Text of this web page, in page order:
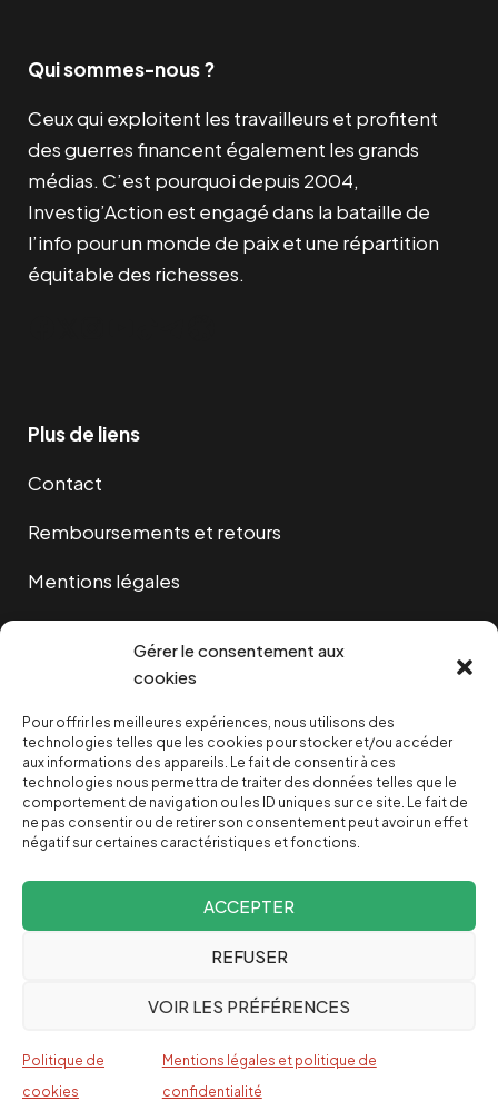
Gérer le consentement aux
cookies
Pour offrir les meilleures expériences, nous utilisons des
technologies telles que les cookies pour stocker et/ou accéder
aux informations des appareils. Le fait de consentir à ces
technologies nous permettra de traiter des données telles que le
comportement de navigation ou les ID uniques sur ce site. Le fait de
ne pas consentir ou de retirer son consentement peut avoir un effet
négatif sur certaines caractéristiques et fonctions.
ACCEPTER
REFUSER
VOIR LES PRÉFÉRENCES
Politique de
cookies
Mentions légales et politique de
confidentialité
Qui sommes-nous ?
Ceux qui exploitent les travailleurs et profitent
des guerres financent également les grands
médias. C’est pourquoi depuis 2004,
Investig’Action est engagé dans la bataille de
l’info pour un monde de paix et une répartition
équitable des richesses.
Plus de liens
Contact
Remboursements et retours
Mentions légales
NOUS SOUTENIR
NOTRE NEWSLETTER
pour le changer
Espagnol